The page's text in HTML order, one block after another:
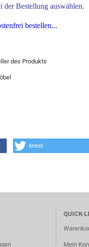
der Bestellung auswählen.
bestellen...
des Produkts
tweet
QUICK-
Mein